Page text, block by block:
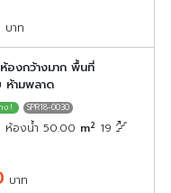
บาท
องกว้างมาก พื้นที่
ห้ามพลาด
SPR18-0030
ห้องน้ำ 50.00 m2 19
บาท